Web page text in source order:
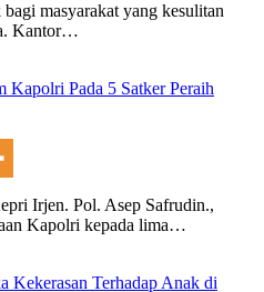
masyarakat yang kesulitan
Kantor…
Kapolri Pada 5 Satker Peraih
Irjen. Pol. Asep Safrudin.,
Kapolri kepada lima…
Kekerasan Terhadap Anak di